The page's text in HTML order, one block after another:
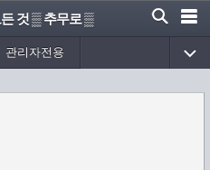
것 ▒ 추무로 ▒
관리자전용